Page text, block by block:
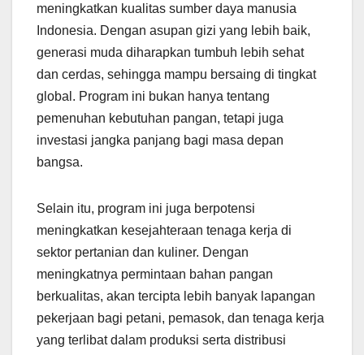
meningkatkan kualitas sumber daya manusia
Indonesia. Dengan asupan gizi yang lebih baik,
generasi muda diharapkan tumbuh lebih sehat
dan cerdas, sehingga mampu bersaing di tingkat
global. Program ini bukan hanya tentang
pemenuhan kebutuhan pangan, tetapi juga
investasi jangka panjang bagi masa depan
bangsa.
Selain itu, program ini juga berpotensi
meningkatkan kesejahteraan tenaga kerja di
sektor pertanian dan kuliner. Dengan
meningkatnya permintaan bahan pangan
berkualitas, akan tercipta lebih banyak lapangan
pekerjaan bagi petani, pemasok, dan tenaga kerja
yang terlibat dalam produksi serta distribusi